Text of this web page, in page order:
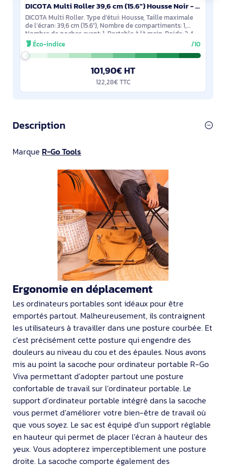
DICOTA Multi Roller 39,6 cm (15.6") Housse Noir - D31441-RPET
DICOTA Multi Roller. Type d'étui: Housse, Taille maximale
de l’écran: 39,6 cm (15.6"), Nombre de compartiments: 1,
Nombre de poches avant: 1, Portable à là main. Poids: 2,4
kg. Coloration de surface:
Éco-indice /10
101,90€ HT
122,28€ TTC
Description
Marque R-Go Tools
Ergonomie en déplacement
Les ordinateurs portables sont idéaux pour être
emportés partout. Malheureusement, ils contraignent
les utilisateurs à travailler dans une posture courbée. Et
c’est précisément cette posture qui engendre des
douleurs au niveau du cou et des épaules. Nous avons
mis au point la sacoche pour ordinateur portable R-Go
Viva permettant d’adopter partout une posture
confortable de travail sur l’ordinateur portable. Le
support d’ordinateur portable intégré dans la sacoche
vous permet d’améliorer votre bien-être de travail où
que vous soyez. Le sac est équipé d’un support réglable
en hauteur qui permet de placer l’écran à hauteur des
yeux. Vous adopterez imperceptiblement une posture
droite. La sacoche comporte également des